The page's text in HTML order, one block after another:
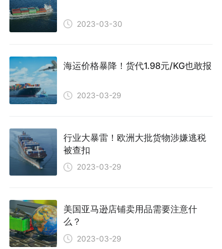
2023-03-30
海运价格暴降！货代1.98元/KG也敢报
2023-03-29
行业大暴雷！欧洲大批货物涉嫌逃税
被查扣
2023-03-29
美国亚马逊店铺卖用品需要注意什
么？
2023-03-29